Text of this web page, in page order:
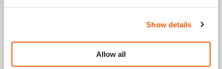
Show details
Allow all